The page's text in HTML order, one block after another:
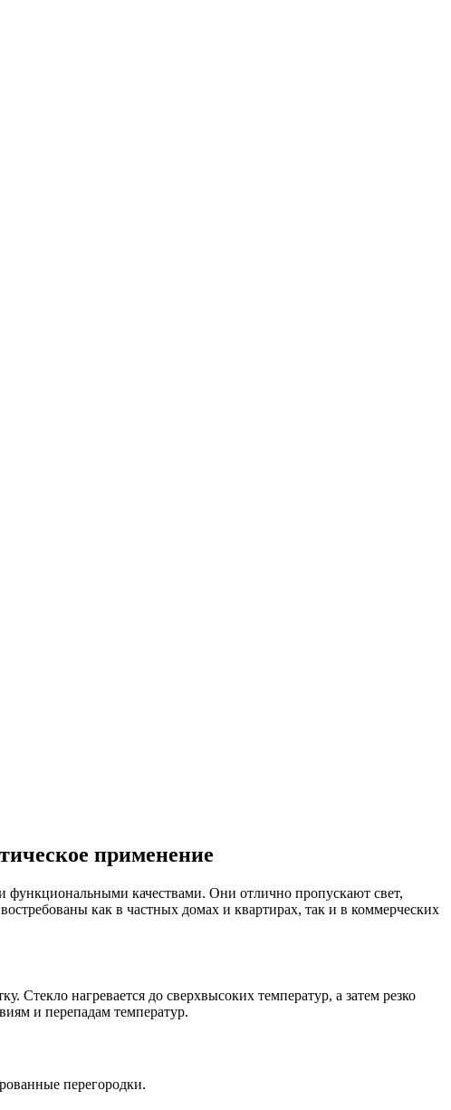
применение
качествами. Они отлично пропускают свет,
как в частных домах и квартирах, так и в коммерческих
Стекло нагревается до сверхвысоких температур, а затем резко
и перепадам температур.
перегородки.